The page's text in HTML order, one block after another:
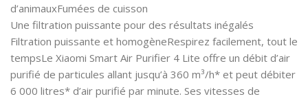
d’animauxFumées de cuisson
Une filtration puissante pour des résultats inégalés
Filtration puissante et homogèneRespirez facilement, tout le
tempsLe Xiaomi Smart Air Purifier 4 Lite offre un débit d’air
purifié de particules allant jusqu’à 360 m³/h* et peut débiter
6 000 litres* d’air purifié par minute. Ses vitesses de